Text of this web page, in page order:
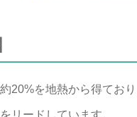
20%を地熱から得てお